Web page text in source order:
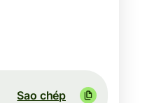
Sao chép